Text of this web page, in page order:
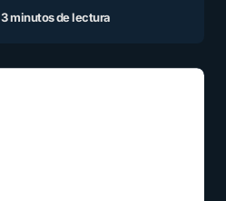
3 minutos de lectura